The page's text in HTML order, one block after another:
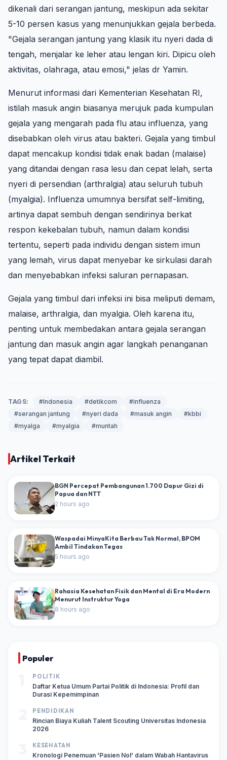
dikenali dari serangan jantung, meskipun ada sekitar
5-10 persen kasus yang menunjukkan gejala berbeda.
"Gejala serangan jantung yang klasik itu nyeri dada di
tengah, menjalar ke leher atau lengan kiri. Dipicu oleh
aktivitas, olahraga, atau emosi," jelas dr Yamin.
Menurut informasi dari Kementerian Kesehatan RI,
istilah masuk angin biasanya merujuk pada kumpulan
gejala yang mengarah pada flu atau influenza, yang
disebabkan oleh virus atau bakteri. Gejala yang timbul
dapat mencakup kondisi tidak enak badan (malaise)
yang ditandai dengan rasa lesu dan cepat lelah, serta
nyeri di persendian (arthralgia) atau seluruh tubuh
(myalgia). Influenza umumnya bersifat self-limiting,
artinya dapat sembuh dengan sendirinya berkat
respon kekebalan tubuh, namun dalam kondisi
tertentu, seperti pada individu dengan sistem imun
yang lemah, virus dapat menyebar ke sirkulasi darah
dan menyebabkan infeksi saluran pernapasan.
Gejala yang timbul dari infeksi ini bisa meliputi demam,
malaise, arthralgia, dan myalgia. Oleh karena itu,
penting untuk membedakan antara gejala serangan
jantung dan masuk angin agar langkah penanganan
yang tepat dapat diambil.
TAGS: #Indonesia #detikcom
#influenza
#serangan jantung
#nyeri dada #masuk angin
#kbbi
#myalga
#myalgia #muntah
Artikel Terkait
BGN Percepat Pembangunan 1.700 Dapur Gizi di
Papua dan NTT
2 hours ago
Waspadai MinyaKita Berbau Tak Normal, BPOM
Ambil Tindakan Tegas
5 hours ago
Rahasia Kesehatan Fisik dan Mental di Era Modern
Menurut Instruktur Yoga
8 hours ago
Populer
POLITIK
Daftar Ketua Umum Partai Politik di Indonesia: Profil dan
Durasi Kepemimpinan
PENDIDIKAN
Rincian Biaya Kuliah Talent Scouting Universitas Indonesia
2026
KESEHATAN
Kronologi Penemuan 'Pasien Nol' dalam Wabah Hantavirus